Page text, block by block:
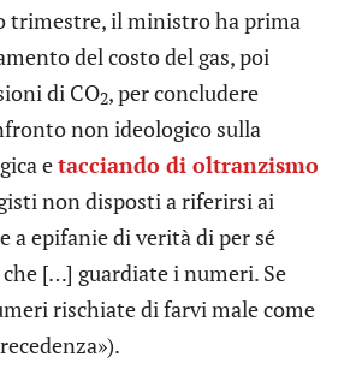
trimestre, il ministro ha prima
del costo del gas, poi
di CO2, per concludere
non ideologico sulla
etacciando di oltranzismo
non disposti a riferirsi ai
a epifanie di verità di per sé
[…] guardiate i numeri. Se
rischiate di farvi male come